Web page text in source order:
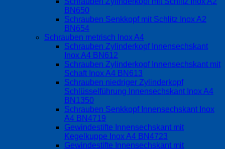
BN650
Schrauben Senkkopf mit Schlitz Inox A2
BN654
Schrauben metrisch Inox A4
Schrauben Zylinderkopf Innensechskant
Inox A4 BN612
Schrauben Zylinderkopf Innensechskant mit
Schaft Inox A4 BN613
Schrauben niedriger Zylinderkopf
Schlüsselführung Innensechskant Inox A4
BN1350
Schrauben Senkkopf Innensechskant Inox
A4 BN4719
Gewindestifte Innensechskant mit
Kegelkuppe Inox A4 BN4723
Gewindestifte Innensechskant mit